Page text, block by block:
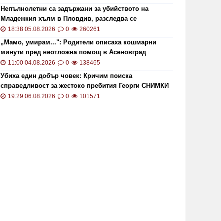
Непълнолетни са задържани за убийството на
Младежкия хълм в Пловдив, разследва се
хомофобски мотив
18:38 05.08.2026 0 260261
„Мамо, умирам...": Родители описаха кошмарни
минути пред неотложна помощ в Асеновград
11:00 04.08.2026 0 138465
Убиха един добър човек: Кричим поиска
справедливост за жестоко пребития Георги СНИМКИ
и ВИДЕО
19:29 06.08.2026 0 101571